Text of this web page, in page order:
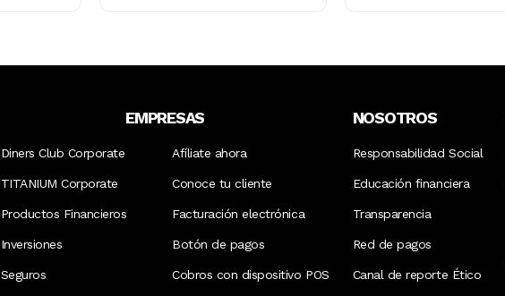
EMPRESAS
Diners Club Corporate
TITANIUM Corporate
Productos Financieros
Inversiones
Seguros
Afíliate ahora
Conoce tu cliente
Facturación electrónica
Botón de pagos
Cobros con dispositivo POS
NOSOTROS
Responsabilidad Social
Educación financiera
Transparencia
Red de pagos
Canal de reporte Ético